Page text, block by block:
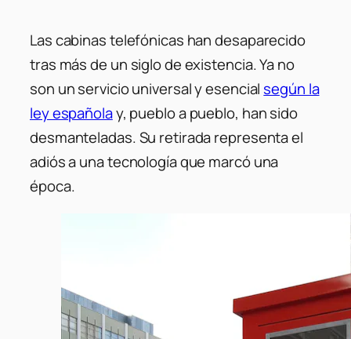
Las cabinas telefónicas han desaparecido
tras más de un siglo de existencia. Ya no
son un servicio universal y esencialsegún la
ley españolay, pueblo a pueblo, han sido
desmanteladas. Su retirada representa el
adiós a una tecnología que marcó una
época.